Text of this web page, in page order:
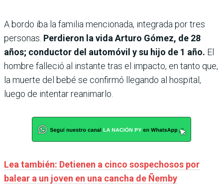
A bordo iba la familia mencionada, integrada por tres
personas. Perdieron la vida Arturo Gómez, de 28
años; conductor del automóvil y su hijo de 1 año. El
hombre falleció al instante tras el impacto, en tanto que,
la muerte del bebé se confirmó llegando al hospital,
luego de intentar reanimarlo.
Lea también: Detienen a cinco sospechosos por
balear a un joven en una cancha de Ñemby